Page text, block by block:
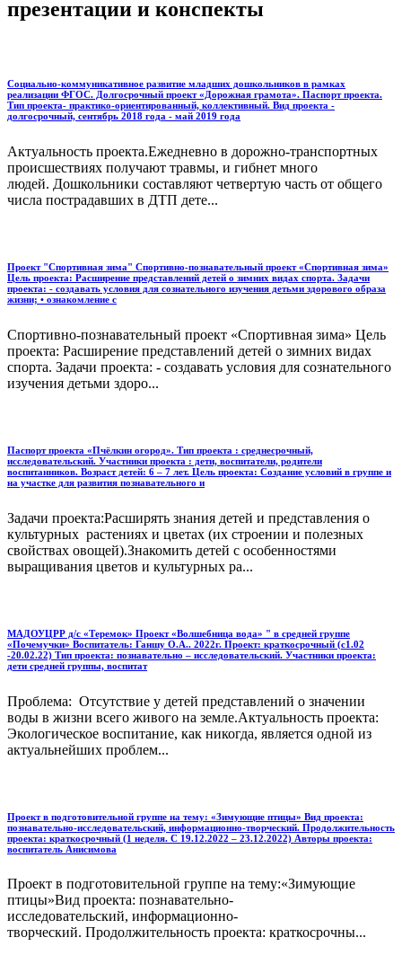
презентации и конспекты
Социально-коммуникативное развитие младших дошкольников в рамках
реализации ФГОС. Долгосрочный проект «Дорожная грамота». Паспорт проекта.
Тип проекта- практико-ориентированный, коллективный. Вид проекта -
долгосрочный, сентябрь 2018 года - май 2019 года
Актуальность проекта.Ежедневно в дорожно-транспортных
происшествиях получают травмы, и гибнет много
людей. Дошкольники составляют четвертую часть от общего
числа пострадавших в ДТП дете...
Проект "Спортивная зима" Спортивно-познавательный проект «Спортивная зима»
Цель проекта: Расширение представлений детей о зимних видах спорта. Задачи
проекта: - создавать условия для сознательного изучения детьми здорового образа
жизни; • ознакомление с
Спортивно-познавательный проект «Спортивная зима» Цель
проекта: Расширение представлений детей о зимних видах
спорта. Задачи проекта: - создавать условия для сознательного
изучения детьми здоро...
Паспорт проекта «Пчёлкин огород». Тип проекта : среднесрочный,
исследовательский. Участники проекта : дети, воспитатели, родители
воспитанников. Возраст детей: 6 – 7 лет. Цель проекта: Создание условий в группе и
на участке для развития познавательного и
Задачи проекта:Расширять знания детей и представления о
культурных растениях и цветах (их строении и полезных
свойствах овощей).Знакомить детей с особенностями
выращивания цветов и культурных ра...
МАДОУЦРР д/c «Теремок» Проект «Волшебница вода» " в средней группе
«Почемучки» Воспитатель: Ганшу О.А.. 2022г. Проект: краткосрочный (с1.02
-20.02.22) Тип проекта: познавательно – исследовательский. Участники проекта:
дети средней группы, воспитат
Проблема: Отсутствие у детей представлений о значении
воды в жизни всего живого на земле.Актуальность проекта:
Экологическое воспитание, как никогда, является одной из
актуальнейших проблем...
Проект в подготовительной группе на тему: «Зимующие птицы» Вид проекта:
познавательно-исследовательский, информационно-творческий. Продолжительность
проекта: краткосрочный (1 неделя. С 19.12.2022 – 23.12.2022) Авторы проекта:
воспитатель Анисимова
Проект в подготовительной группе на тему:«Зимующие
птицы»Вид проекта: познавательно-
исследовательский, информационно-
творческий. Продолжительность проекта: краткосрочны...